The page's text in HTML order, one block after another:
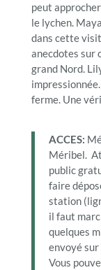
peut
le lychen.
dans cette
anecdotes sur
grand Nord.
ferme. Une
ACCES:
Méribel.
public
faire
station
il faut
quelques
envoyé sur
Vous